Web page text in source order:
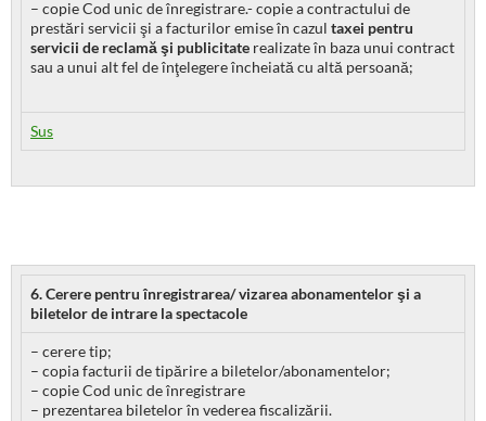
– copie Cod unic de înregistrare.- copie a contractului de
prestări servicii şi a facturilor emise în cazul taxei pentru
servicii de reclamă şi publicitate realizate în baza unui contract
sau a unui alt fel de înţelegere încheiată cu altă persoană;
Sus
6. Cerere pentru înregistrarea/ vizarea abonamentelor şi a
biletelor de intrare la spectacole
– cerere tip;
– copia facturii de tipărire a biletelor/abonamentelor;
– copie Cod unic de înregistrare
– prezentarea biletelor în vederea fiscalizării.